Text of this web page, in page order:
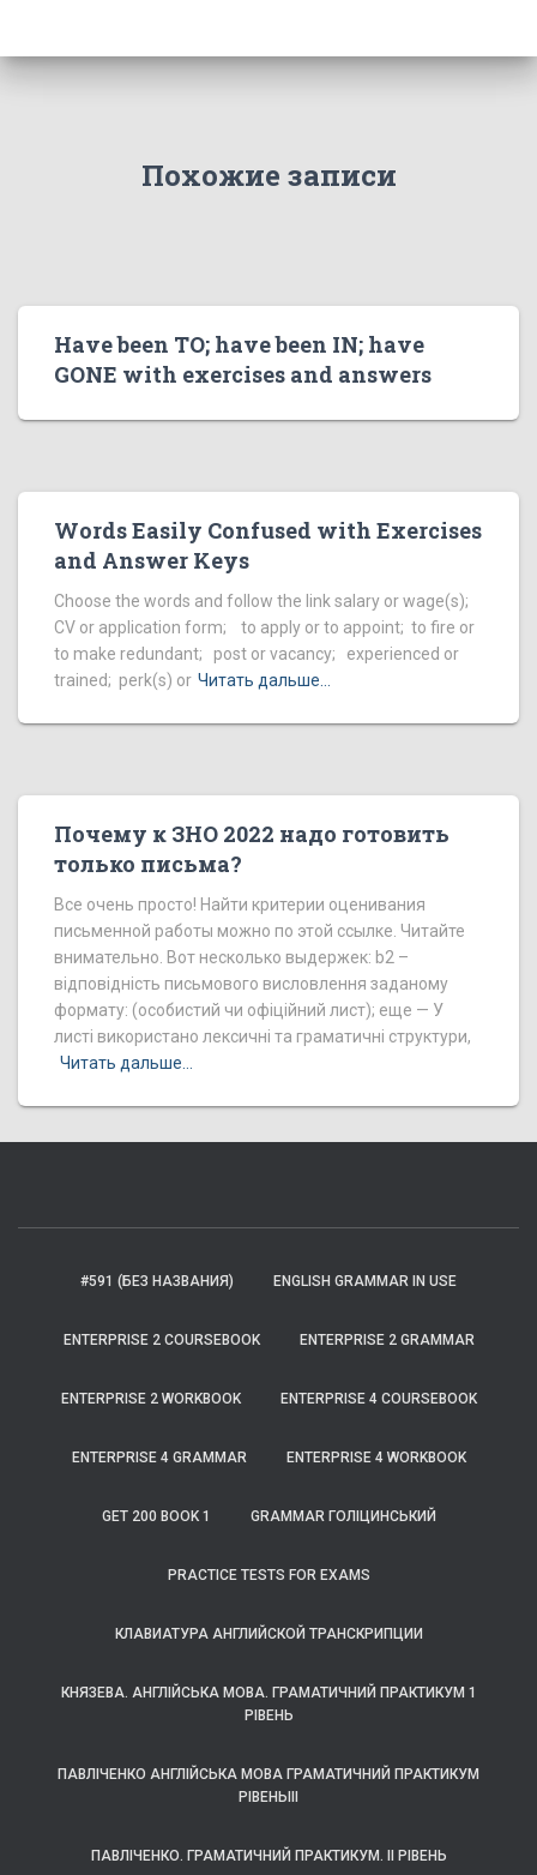
Похожие записи
Have been TO; have been IN; have
GONE with exercises and answers
Words Easily Confused with Exercises
and Answer Keys
Choose the words and follow the link salary or wage(s);
CV or application form; to apply or to appoint; to fire or
to make redundant; post or vacancy; experienced or
trained; perk(s) or Читать дальше…
Почему к ЗНО 2022 надо готовить
только письма?
Все очень просто! Найти критерии оценивания
письменной работы можно по этой ссылке. Читайте
внимательно. Вот несколько выдержек: b2 –
відповідність письмового висловлення заданому
формату: (особистий чи офіційний лист); еще — У
листі використано лексичні та граматичні структури,
Читать дальше…
#591 (БЕЗ НАЗВАНИЯ) ENGLISH GRAMMAR IN USE
ENTERPRISE 2 COURSEBOOK ENTERPRISE 2 GRAMMAR
ENTERPRISE 2 WORKBOOK ENTERPRISE 4 COURSEBOOK
ENTERPRISE 4 GRAMMAR ENTERPRISE 4 WORKBOOK
GET 200 BOOK 1 GRAMMAR ГОЛІЦИНСЬКИЙ
PRACTICE TESTS FOR EXAMS
КЛАВИАТУРА АНГЛИЙСКОЙ ТРАНСКРИПЦИИ
КНЯЗЕВА. АНГЛІЙСЬКА МОВА. ГРАМАТИЧНИЙ ПРАКТИКУМ 1
РІВЕНЬ
ПАВЛІЧЕНКО АНГЛІЙСЬКА МОВА ГРАМАТИЧНИЙ ПРАКТИКУМ
РІВЕНЬІІІ
ПАВЛІЧЕНКО. ГРАМАТИЧНИЙ ПРАКТИКУМ. ІІ РІВЕНЬ